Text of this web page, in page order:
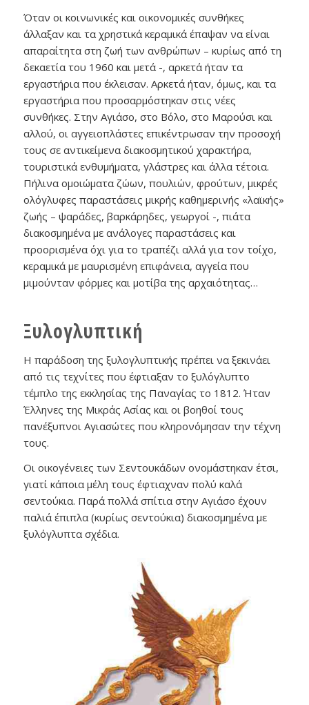
Όταν οι κοινωνικές και οικονομικές συνθήκες
άλλαξαν και τα χρηστικά κεραμικά έπαψαν να είναι
απαραίτητα στη ζωή των ανθρώπων – κυρίως από τη
δεκαετία του 1960 και μετά -, αρκετά ήταν τα
εργαστήρια που έκλεισαν. Αρκετά ήταν, όμως, και τα
εργαστήρια που προσαρμόστηκαν στις νέες
συνθήκες. Στην Αγιάσο, στο Βόλο, στο Μαρούσι και
αλλού, οι αγγειοπλάστες επικέντρωσαν την προσοχή
τους σε αντικείμενα διακοσμητικού χαρακτήρα,
τουριστικά ενθυμήματα, γλάστρες και άλλα τέτοια.
Πήλινα ομοιώματα ζώων, πουλιών, φρούτων, μικρές
ολόγλυφες παραστάσεις μικρής καθημερινής «λαϊκής»
ζωής – ψαράδες, βαρκάρηδες, γεωργοί -, πιάτα
διακοσμημένα με ανάλογες παραστάσεις και
προορισμένα όχι για το τραπέζι αλλά για τον τοίχο,
κεραμικά με μαυρισμένη επιφάνεια, αγγεία που
μιμούνταν φόρμες και μοτίβα της αρχαιότητας…
Ξυλογλυπτική
Η παράδοση της ξυλογλυπτικής πρέπει να ξεκινάει
από τις τεχνίτες που έφτιαξαν το ξυλόγλυπτο
τέμπλο της εκκλησίας της Παναγίας το 1812. Ήταν
Έλληνες της Μικράς Ασίας και οι βοηθοί τους
πανέξυπνοι Αγιασώτες που κληρονόμησαν την τέχνη
τους.
Οι οικογένειες των Σεντουκάδων ονομάστηκαν έτσι,
γιατί κάποια μέλη τους έφτιαχναν πολύ καλά
σεντούκια. Παρά πολλά σπίτια στην Αγιάσο έχουν
παλιά έπιπλα (κυρίως σεντούκια) διακοσμημένα με
ξυλόγλυπτα σχέδια.